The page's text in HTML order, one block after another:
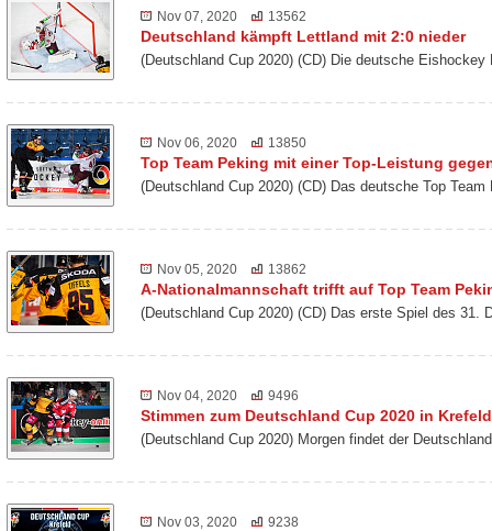
Nov 07, 2020 13562
Deutschland kämpft Lettland mit 2:0 nieder
(Deutschland Cup 2020) (CD) Die deutsche
Nov 06, 2020 13850
Top Team Peking mit einer Top-Leistung
(Deutschland Cup 2020) (CD) Das deutsche Top
Nov 05, 2020 13862
A-Nationalmannschaft trifft auf Top Team
(Deutschland Cup 2020) (CD) Das erste Spiel des 31.
Nov 04, 2020 9496
Stimmen zum Deutschland Cup 2020 in Krefeld
(Deutschland Cup 2020) Morgen findet der
Nov 03, 2020 9238